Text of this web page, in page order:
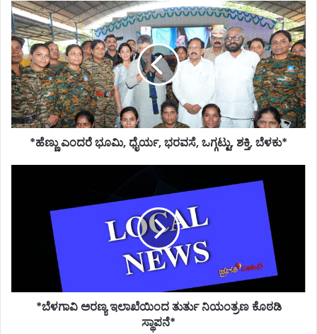
*ಹೆಣ್ಣು
ಎಂದರೆ
ಭೂಮಿ,
ಧೈರ್ಯ,
ಭರವಸೆ,
ಒಗ್ಗಟ್ಟು,
ಶಕ್ತಿ,
ಬೆಳಕು*
*ಹೆಣ್ಣು ಎಂದರೆ ಭೂಮಿ, ಧೈರ್ಯ, ಭರವಸೆ, ಒಗ್ಗಟ್ಟು, ಶಕ್ತಿ, ಬೆಳಕು*
*ಬೆಳಗಾವಿ ಅರಣ್ಯ ಇಲಾಖೆಯಿಂದ ತುರ್ತು ನಿಯಂತ್ರಣ ಕೊಠಡಿ
ಸ್ಥಾಪನೆ*